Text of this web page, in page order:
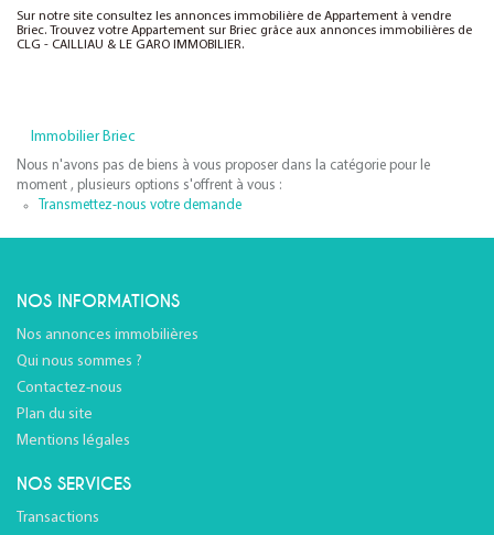
Sur notre site consultez les annonces immobilière de Appartement à vendre
Briec. Trouvez votre Appartement sur Briec grâce aux annonces immobilières de
CLG - CAILLIAU & LE GARO IMMOBILIER.
Immobilier Briec
Nous n'avons pas de biens à vous proposer dans la catégorie pour le
moment , plusieurs options s'offrent à vous :
Transmettez-nous votre demande
NOS INFORMATIONS
Nos annonces immobilières
Qui nous sommes ?
Contactez-nous
Plan du site
Mentions légales
NOS SERVICES
Transactions